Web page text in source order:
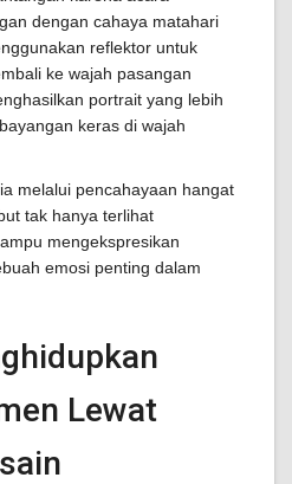
dengan cahaya matahari
reflektor untuk
ke wajah pasangan
portrait yang lebih
keras di wajah
melalui pencahayaan hangat
tak hanya terlihat
mengekspresikan
emosi penting dalam
Lewat